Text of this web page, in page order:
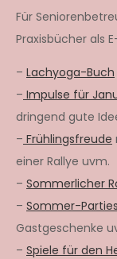
Für
Praxisbücher als
– Lachyoga-Buch
– Impulse für
dringend gute
– Frühlingsfreude
einer Rallye uvm.
– Sommerlicher
– Sommer-Parties
Gastgeschenke
– Spiele für den